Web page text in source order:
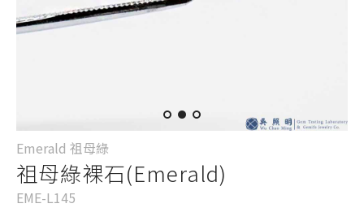
Emerald 祖母綠
祖母綠裸石(Emerald)
EME-L145